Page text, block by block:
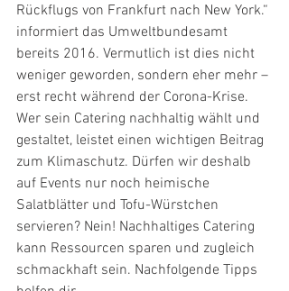
Rückflugs von Frankfurt nach New York.“
informiert das Umweltbundesamt
bereits 2016. Vermutlich ist dies nicht
weniger geworden, sondern eher mehr –
erst recht während der Corona-Krise.
Wer sein Catering nachhaltig wählt und
gestaltet, leistet einen wichtigen Beitrag
zum Klimaschutz. Dürfen wir deshalb
auf Events nur noch heimische
Salatblätter und Tofu-Würstchen
servieren? Nein! Nachhaltiges Catering
kann Ressourcen sparen und zugleich
schmackhaft sein. Nachfolgende Tipps